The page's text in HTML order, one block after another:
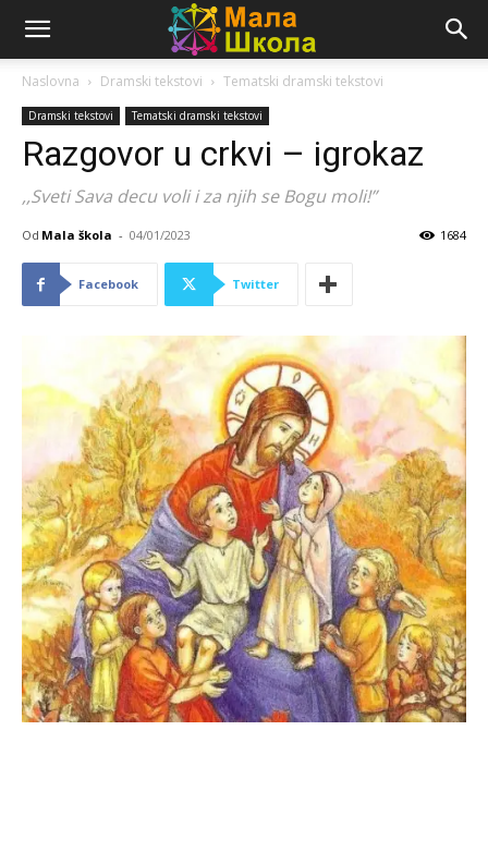
Naslovna Dramski tekstovi Tematski dramski tekstovi
Dramski tekstovi Tematski dramski tekstovi
Razgovor u crkvi – igrokaz
,,Sveti Sava decu voli i za njih se Bogu moli!”
Od Mala škola - 04/01/2023 1684
Facebook Twitter